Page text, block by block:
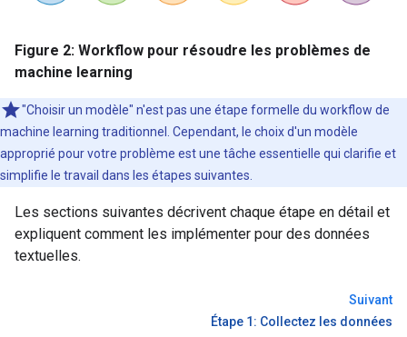
Figure 2: Workflow pour résoudre les problèmes de
machine learning
"Choisir un modèle" n'est pas une étape formelle du workflow de
machine learning traditionnel. Cependant, le choix d'un modèle
approprié pour votre problème est une tâche essentielle qui clarifie et
simplifie le travail dans les étapes suivantes.
Les sections suivantes décrivent chaque étape en détail et
expliquent comment les implémenter pour des données
textuelles.
Suivant
Étape 1: Collectez les données